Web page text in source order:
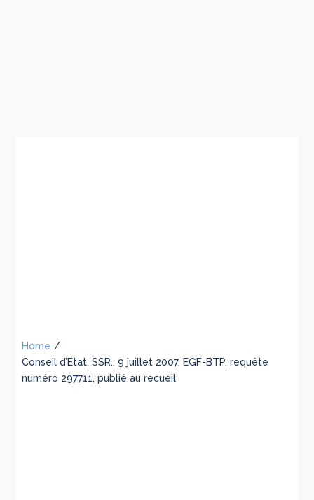
Home /
Conseil d’Etat, SSR., 9 juillet 2007, EGF-BTP, requête
numéro 297711, publié au recueil